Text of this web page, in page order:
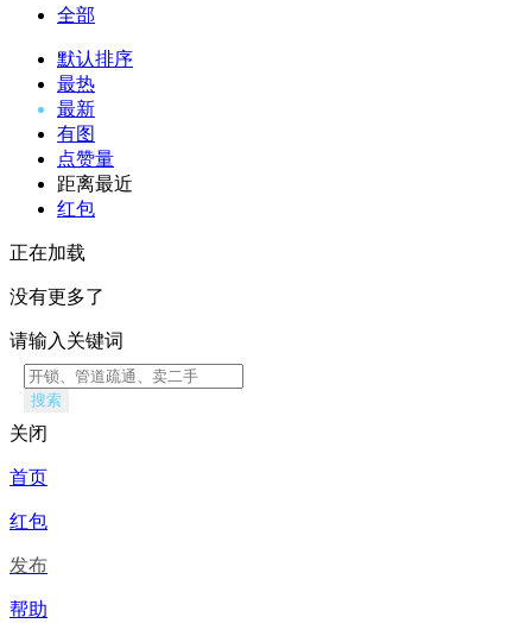
全部
默认排序
最热
最新
有图
点赞量
距离最近
红包
正在加载
没有更多了
请输入关键词
搜索
关闭
首页
红包
发布
帮助